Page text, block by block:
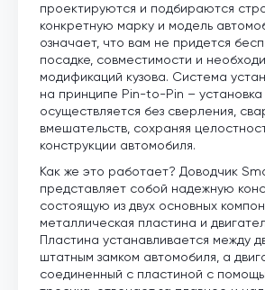
проектируются и подбираются
конкретную марку и модель
означает, что вам не придется
посадке, совместимости и
модификаций кузова. Система
на принципе Pin-to-Pin – установка
осуществляется без сверления,
вмешательств, сохраняя
конструкции автомобиля.
Как же это работает? Доводчик
представляет собой надежную
состоящую из двух основных
металлическая пластина и
Пластина устанавливается между
штатным замком автомобиля, а
соединенный с пластиной с